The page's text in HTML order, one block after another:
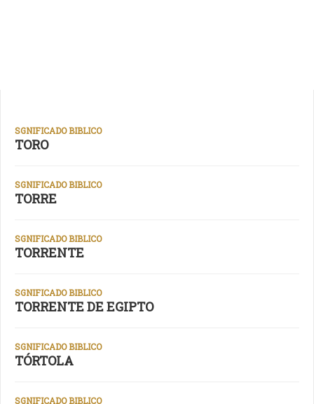
SGNIFICADO BIBLICO
TORO
SGNIFICADO BIBLICO
TORRE
SGNIFICADO BIBLICO
TORRENTE
SGNIFICADO BIBLICO
TORRENTE DE EGIPTO
SGNIFICADO BIBLICO
TÓRTOLA
SGNIFICADO BIBLICO